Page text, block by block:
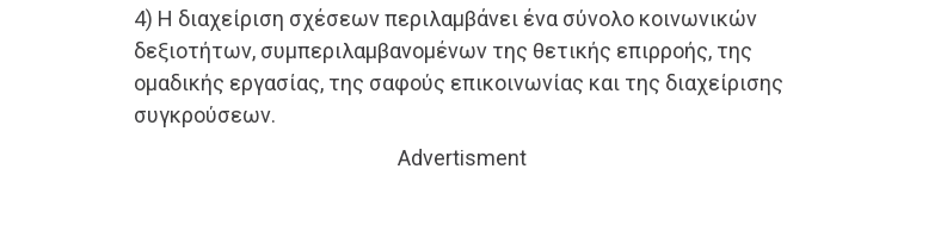
4) Η διαχείριση σχέσεων περιλαμβάνει ένα σύνολο κοινωνικών
δεξιοτήτων, συμπεριλαμβανομένων της θετικής επιρροής, της
ομαδικής εργασίας, της σαφούς επικοινωνίας και της διαχείρισης
συγκρούσεων.
Advertisment